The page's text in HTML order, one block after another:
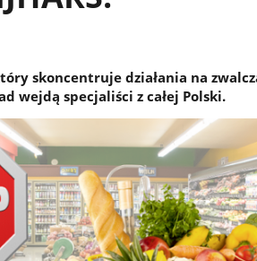
skoncentruje działania na
wejdą specjaliści z całej Polski.